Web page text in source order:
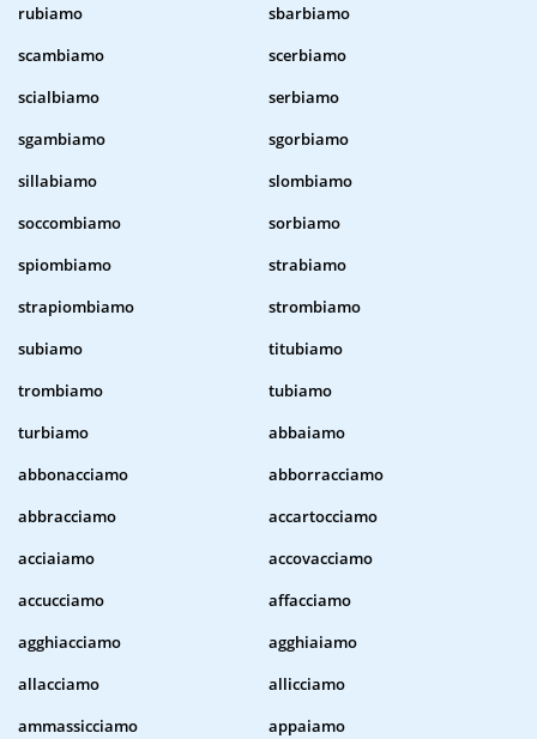
rubiamo
sbarbiamo
scambiamo
scerbiamo
scialbiamo
serbiamo
sgambiamo
sgorbiamo
sillabiamo
slombiamo
soccombiamo
sorbiamo
spiombiamo
strabiamo
strapiombiamo
strombiamo
subiamo
titubiamo
trombiamo
tubiamo
turbiamo
abbaiamo
abbonacciamo
abborracciamo
abbracciamo
accartocciamo
acciaiamo
accovacciamo
accucciamo
affacciamo
agghiacciamo
agghiaiamo
allacciamo
allicciamo
ammassicciamo
appaiamo